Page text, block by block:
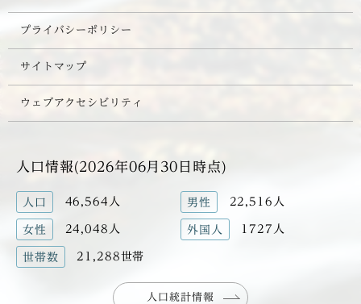
プライバシーポリシー
サイトマップ
ウェブアクセシビリティ
人口情報(2026年06月30日時点)
人口 46,564人 男性 22,516人
女性 24,048人 外国人 1727人
世帯数 21,288世帯
人口統計情報